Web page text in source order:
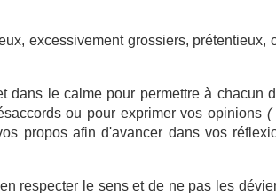
excessivement grossiers, prétentieux,
le calme pour permettre à chacun
ou pour exprimer vos opinions (
propos afin d'avancer dans vos
respecter le sens et de ne pas les